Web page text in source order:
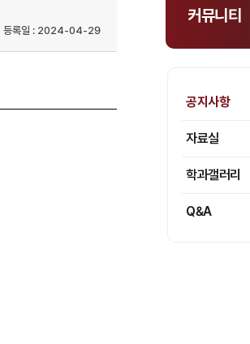
커뮤니티
공지사항
자료실
학과갤러리
Q&A
등록일 : 2024-04-29